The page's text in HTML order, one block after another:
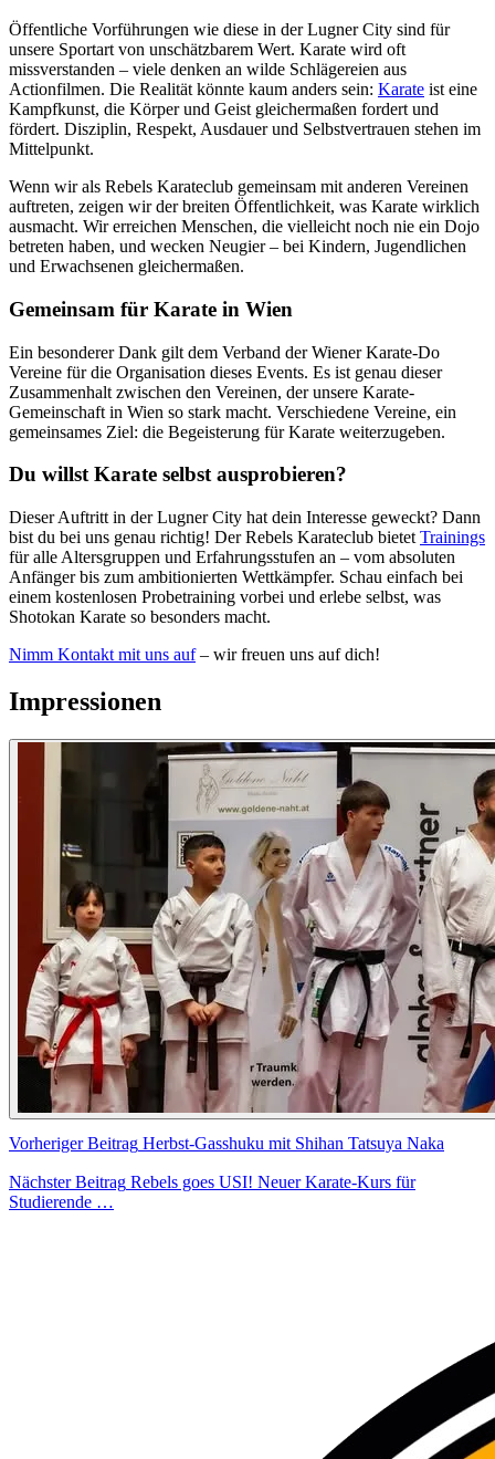
Öffentliche Vorführungen wie diese in der Lugner City sind für
unsere Sportart von unschätzbarem Wert. Karate wird oft
missverstanden – viele denken an wilde Schlägereien aus
Actionfilmen. Die Realität könnte kaum anders sein: Karate ist eine
Kampfkunst, die Körper und Geist gleichermaßen fordert und
fördert. Disziplin, Respekt, Ausdauer und Selbstvertrauen stehen im
Mittelpunkt.
Wenn wir als Rebels Karateclub gemeinsam mit anderen Vereinen
auftreten, zeigen wir der breiten Öffentlichkeit, was Karate wirklich
ausmacht. Wir erreichen Menschen, die vielleicht noch nie ein Dojo
betreten haben, und wecken Neugier – bei Kindern, Jugendlichen
und Erwachsenen gleichermaßen.
Gemeinsam für Karate in Wien
Ein besonderer Dank gilt dem Verband der Wiener Karate-Do
Vereine für die Organisation dieses Events. Es ist genau dieser
Zusammenhalt zwischen den Vereinen, der unsere Karate-
Gemeinschaft in Wien so stark macht. Verschiedene Vereine, ein
gemeinsames Ziel: die Begeisterung für Karate weiterzugeben.
Du willst Karate selbst ausprobieren?
Dieser Auftritt in der Lugner City hat dein Interesse geweckt? Dann
bist du bei uns genau richtig! Der Rebels Karateclub bietet Trainings
für alle Altersgruppen und Erfahrungsstufen an – vom absoluten
Anfänger bis zum ambitionierten Wettkämpfer. Schau einfach bei
einem kostenlosen Probetraining vorbei und erlebe selbst, was
Shotokan Karate so besonders macht.
Nimm Kontakt mit uns auf– wir freuen uns auf dich!
Impressionen
Vorheriger Beitrag Herbst-Gasshuku mit Shihan Tatsuya Naka
Nächster Beitrag Rebels goes USI! Neuer Karate-Kurs für
Studierende …